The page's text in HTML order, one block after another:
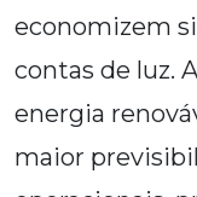
economizem
contas de luz.
energia
maior